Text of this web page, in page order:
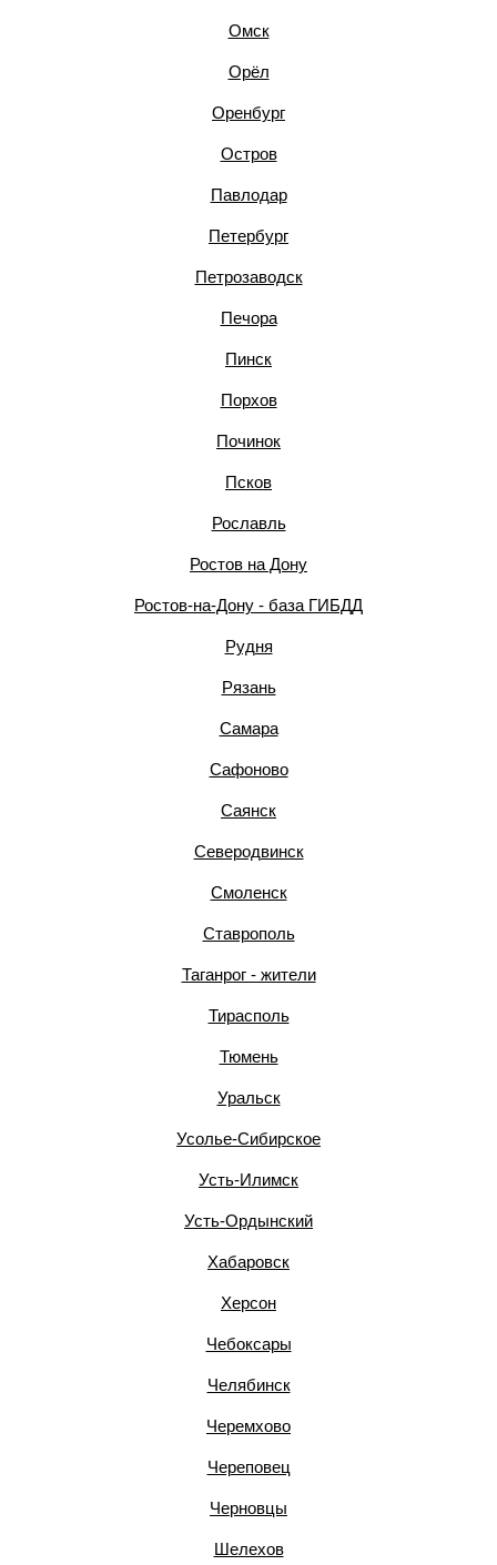
Омск
Орёл
Оренбург
Остров
Павлодар
Петербург
Петрозаводск
Печора
Пинск
Порхов
Починок
Псков
Рославль
Ростов на Дону
Ростов-на-Дону - база ГИБДД
Рудня
Рязань
Самара
Сафоново
Саянск
Северодвинск
Смоленск
Ставрополь
Таганрог - жители
Тирасполь
Тюмень
Уральск
Усолье-Сибирское
Усть-Илимск
Усть-Ордынский
Хабаровск
Херсон
Чебоксары
Челябинск
Черемхово
Череповец
Черновцы
Шелехов